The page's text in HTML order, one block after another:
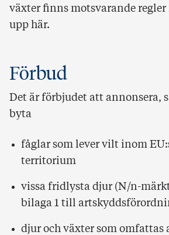
växter finns motsvarande regler
upp här.
Förbud
Det är förbjudet att annonsera,
byta
fåglar som lever vilt inom
territorium
vissa fridlysta djur (N/n-
bilaga 1 till
djur och växter som omfattas